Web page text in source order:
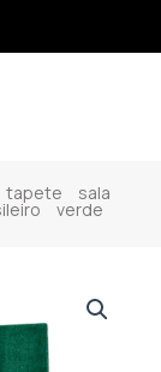
sala
verde